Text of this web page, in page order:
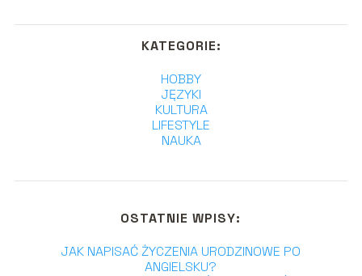
KATEGORIE:
HOBBY
JĘZYKI
KULTURA
LIFESTYLE
NAUKA
OSTATNIE WPISY:
JAK NAPISAĆ ŻYCZENIA URODZINOWE PO
ANGIELSKU?